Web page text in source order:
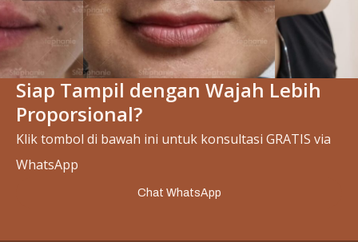
Slide 2 of 4.
Siap Tampil dengan Wajah Lebih
Proporsional?
Klik tombol di bawah ini untuk konsultasi GRATIS via
WhatsApp
Chat WhatsApp